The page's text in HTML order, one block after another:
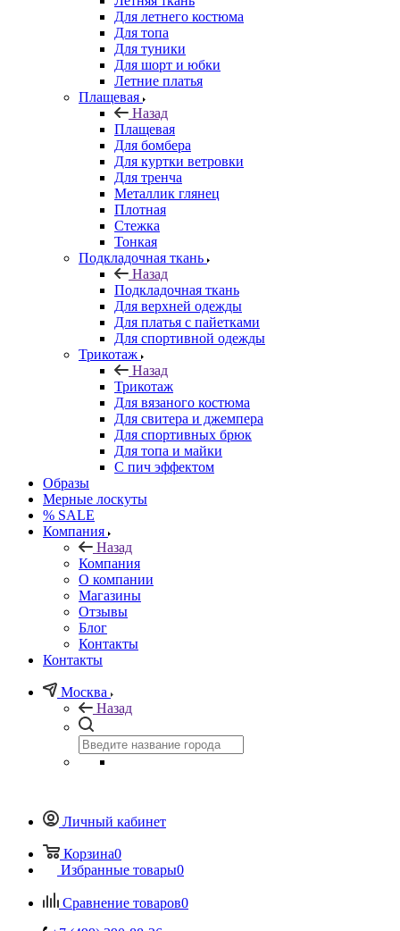
Для летнего костюма
Для топа
Для туники
Для шорт и юбки
Летние платья
Плащевая
Назад
Плащевая
Для бомбера
Для куртки ветровки
Для тренча
Металлик глянец
Плотная
Стежка
Тонкая
Подкладочная ткань
Назад
Подкладочная ткань
Для верхней одежды
Для платья с пайетками
Для спортивной одежды
Трикотаж
Назад
Трикотаж
Для вязаного костюма
Для свитера и джемпера
Для спортивных брюк
Для топа и майки
С пич эффектом
Образы
Мерные лоскуты
% SALE
Компания
Назад
Компания
О компании
Магазины
Отзывы
Блог
Контакты
Контакты
Москва
Назад
Личный кабинет
Корзина0
Избранные товары0
Сравнение товаров0